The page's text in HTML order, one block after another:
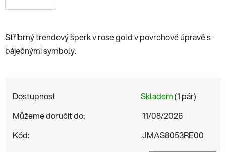
Stříbrný trendový šperk v rose gold v povrchové úpravě s
báječnými symboly.
Dostupnost Skladem(1 pár)
Můžeme doručit do:
11/08/2026
Kód:
JMAS8053RE00